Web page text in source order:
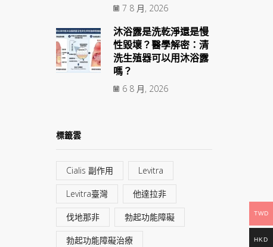
7 8 月, 2026
沐浴露是洗乾淨還是慢
性毀壞？醫學解密：清
洗生殖器可以用沐浴露
嗎？
6 8 月, 2026
標籤雲
Cialis 副作用 Levitra
Levitra臺灣 他達拉非
伐地那非 勃起功能障礙
勃起功能障礙治療
TWD
HKD